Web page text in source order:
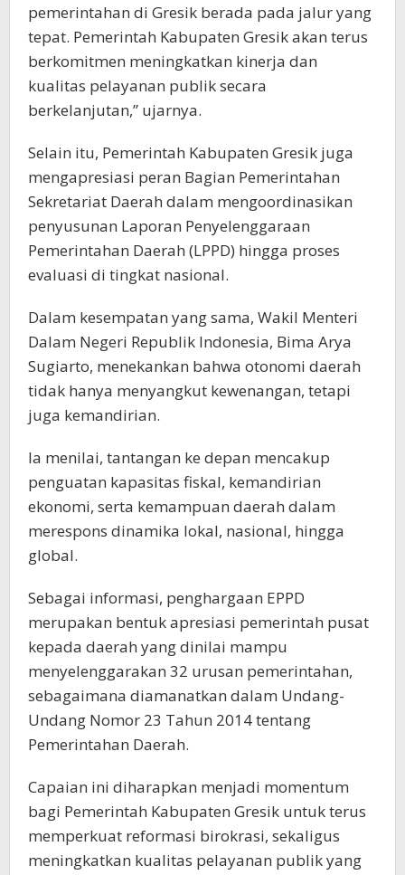
pemerintahan di Gresik berada pada jalur yang
tepat. Pemerintah Kabupaten Gresik akan terus
berkomitmen meningkatkan kinerja dan
kualitas pelayanan publik secara
berkelanjutan,” ujarnya.
Selain itu, Pemerintah Kabupaten Gresik juga
mengapresiasi peran Bagian Pemerintahan
Sekretariat Daerah dalam mengoordinasikan
penyusunan Laporan Penyelenggaraan
Pemerintahan Daerah (LPPD) hingga proses
evaluasi di tingkat nasional.
Dalam kesempatan yang sama, Wakil Menteri
Dalam Negeri Republik Indonesia, Bima Arya
Sugiarto, menekankan bahwa otonomi daerah
tidak hanya menyangkut kewenangan, tetapi
juga kemandirian.
Ia menilai, tantangan ke depan mencakup
penguatan kapasitas fiskal, kemandirian
ekonomi, serta kemampuan daerah dalam
merespons dinamika lokal, nasional, hingga
global.
Sebagai informasi, penghargaan EPPD
merupakan bentuk apresiasi pemerintah pusat
kepada daerah yang dinilai mampu
menyelenggarakan 32 urusan pemerintahan,
sebagaimana diamanatkan dalam Undang-
Undang Nomor 23 Tahun 2014 tentang
Pemerintahan Daerah.
Capaian ini diharapkan menjadi momentum
bagi Pemerintah Kabupaten Gresik untuk terus
memperkuat reformasi birokrasi, sekaligus
meningkatkan kualitas pelayanan publik yang